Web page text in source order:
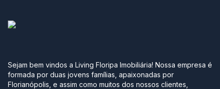
Sejam bem vindos a Living Floripa Imobiliária! Nossa empresa é
formada por duas jovens famílias, apaixonadas por
Florianópolis, e assim como muitos dos nossos clientes,